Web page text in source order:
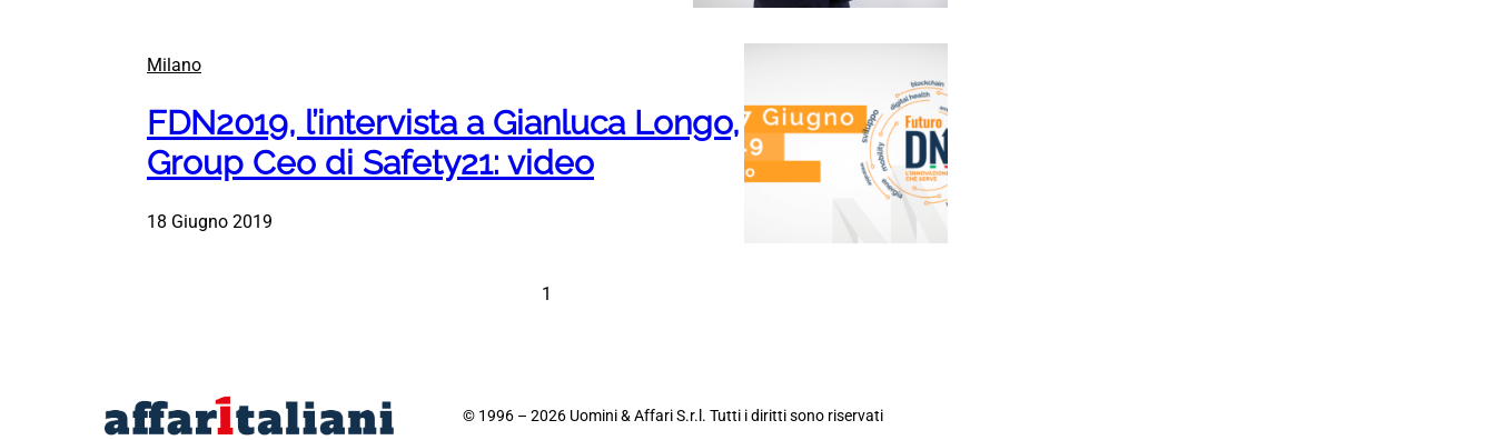
Milano
FDN2019, l’intervista a Gianluca Longo,
Group Ceo di Safety21: video
18 Giugno 2019
1
© 1996 – 2026 Uomini & Affari S.r.l. Tutti i diritti sono riservati